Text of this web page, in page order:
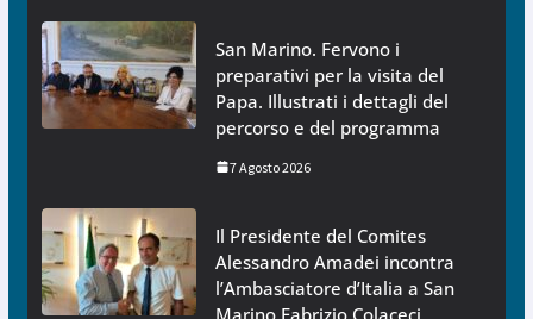
San Marino. Fervono i
preparativi per la visita del
Papa. Illustrati i dettagli del
percorso e del programma
7 Agosto 2026
Il Presidente del Comites
Alessandro Amadei incontra
l’Ambasciatore d’Italia a San
Marino Fabrizio Colaceci